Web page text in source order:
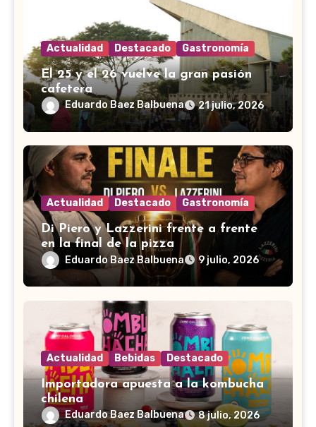
Actualidad Destacado Gastronomía
El 25 y el 26 vuelve la gran pasión
cafetera
Eduardo Baez Balbuena 21 julio, 2026
Actualidad Destacado Gastronomía
Di Piero y Lazzerini frente a frente
en la final de la pizza
Eduardo Baez Balbuena 9 julio, 2026
Actualidad Bebidas Destacado
Importadora apuesta a la kombucha
chilena
Eduardo Baez Balbuena 8 julio, 2026